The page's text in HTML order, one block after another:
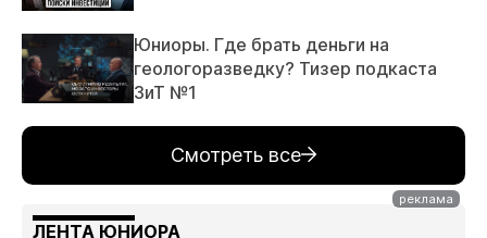
Юниоры. Где брать деньги на
геологоразведку? Тизер подкаста
ЗиТ №1
Смотреть все
ЛЕНТА ЮНИОРА